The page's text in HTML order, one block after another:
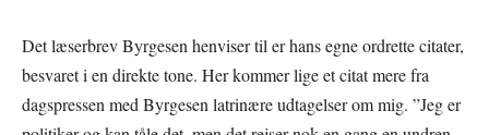
Det læserbrev Byrgesen henviser til er hans egne ordrette citater,
besvaret i en direkte tone. Her kommer lige et citat mere fra
dagspressen med Byrgesen latrinære udtagelser om mig. ”Jeg er